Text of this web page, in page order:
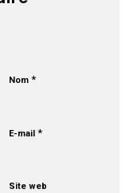
Nom*
E-mail*
Site web